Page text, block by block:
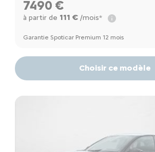
7490 €
à partir de 111 €/mois*
Garantie Spoticar Premium 12 mois
Choisir ce modèle